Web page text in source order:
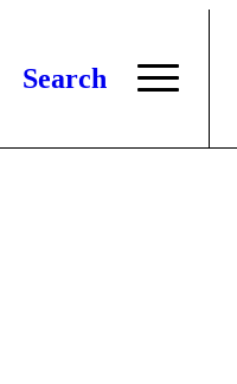
Search